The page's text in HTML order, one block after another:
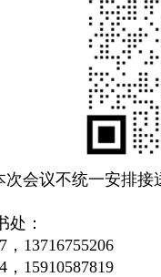
会议不统一安排
处：
， 13716755206
， 15910587819